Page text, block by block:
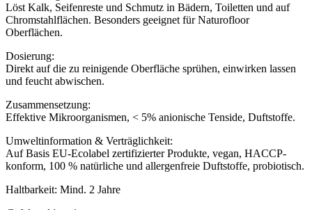
Löst Kalk, Seifenreste und Schmutz in Bädern, Toiletten und auf
Chromstahlflächen. Besonders geeignet für Naturofloor
Oberflächen.
Dosierung:
Direkt auf die zu reinigende Oberfläche sprühen, einwirken lassen
und feucht abwischen.
Zusammensetzung:
Effektive Mikroorganismen, < 5% anionische Tenside, Duftstoffe.
Umweltinformation & Verträglichkeit:
Auf Basis EU-Ecolabel zertifizierter Produkte, vegan, HACCP-
konform, 100 % natürliche und allergenfreie Duftstoffe, probiotisch.
Haltbarkeit: Mind. 2 Jahre